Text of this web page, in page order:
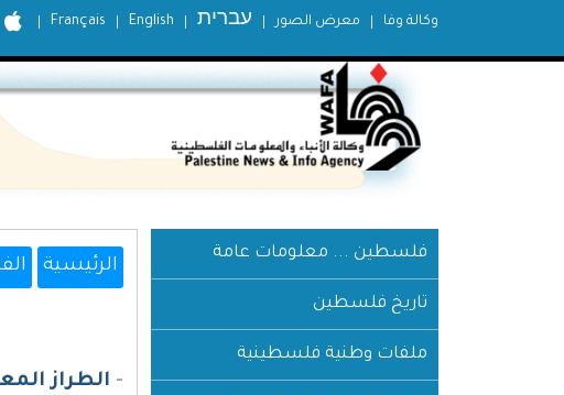
Français English עברית معرض الصور وكالة وفا
فلسطين ... معلومات عامة
تاريخ فلسطين
ملفات وطنية فلسطينية
الرئيسية
- الطراز